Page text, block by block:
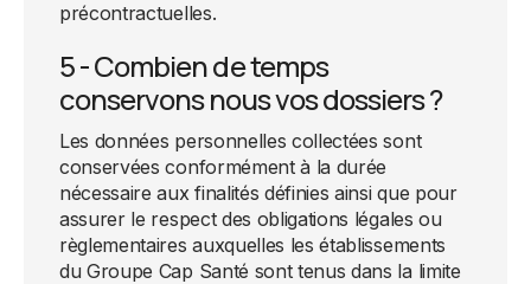
précontractuelles.
5 - Combien de temps
conservons nous vos dossiers ?
Les données personnelles collectées sont
conservées conformément à la durée
nécessaire aux finalités définies ainsi que pour
assurer le respect des obligations légales ou
règlementaires auxquelles les établissements
du Groupe Cap Santé sont tenus dans la limite